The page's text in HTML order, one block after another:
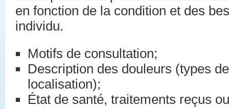
en fonction de la condition et des
individu.
Motifs de consultation;
Description des douleurs (types
localisation);
État de santé, traitements reçus